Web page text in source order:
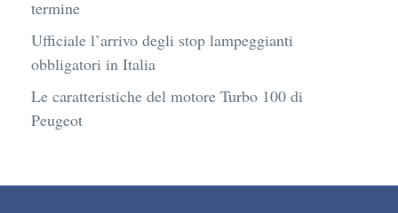
termine
Ufficiale l’arrivo degli stop lampeggianti
obbligatori in Italia
Le caratteristiche del motore Turbo 100 di
Peugeot